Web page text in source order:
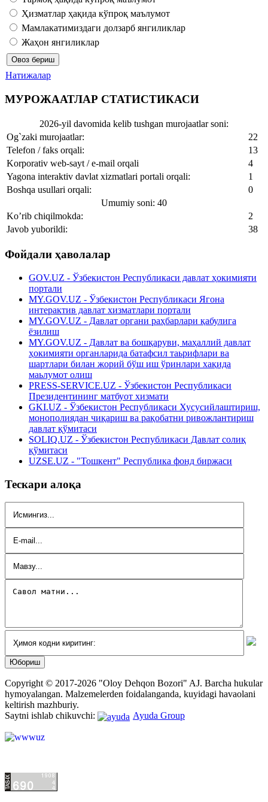
Ҳизматлар ҳақида кўпроқ маълумот
Мамлакатимиздаги долзарб янгиликлар
Жаҳон янгиликлар
Натижалар
МУРОЖААТЛАР СТАТИСТИКАСИ
2026-yil davomida kelib tushgan murojaatlar soni:
Og`zaki murojaatlar:
22
Telefon / faks orqali:
13
Korporativ web-sayt / e-mail orqali
4
Yagona interaktiv davlat xizmatlari portali orqali:
1
Boshqa usullari orqali:
0
Umumiy soni: 40
Ko’rib chiqilmokda:
2
Javob yuborildi:
38
Фойдали ҳаволалар
GOV.UZ - Ўзбекистон Республикаси давлат ҳокимияти
портали
MY.GOV.UZ - Ўзбекистон Республикаси Ягона
интерактив давлат хизматлари портали
MY.GOV.UZ - Давлат органи раҳбарлари қабулига
ёзилиш
MY.GOV.UZ - Давлат ва бошқаруви, маҳаллий давлат
ҳокимияти органларида батафсил таьрифлари ва
шартлари билан жорий бўш иш ўринлари хақида
маьлумот олиш
PRESS-SERVICE.UZ - Ўзбекистон Республикаси
Президентининг матбуот хизмати
GKI.UZ - Ўзбекистон Республикаси Хусусийлаштириш,
монополиядан чиқариш ва рақобатни ривожлантириш
давлат қўмитаси
SOLIQ.UZ - Ўзбекистон Республикаси Давлат солиқ
қўмитаси
UZSE.UZ - "Тошкент" Республика фонд биржаси
Тескари алоқа
Copyright © 2017-2026 "Oloy Dehqon Bozori" AJ. Barcha hukular
hymoyalangan. Malzemelerden foidalanganda, kuyidagi havaolani
keltirish mazhburiy.
Saytni ishlab chikuvchi:
Ayuda Group